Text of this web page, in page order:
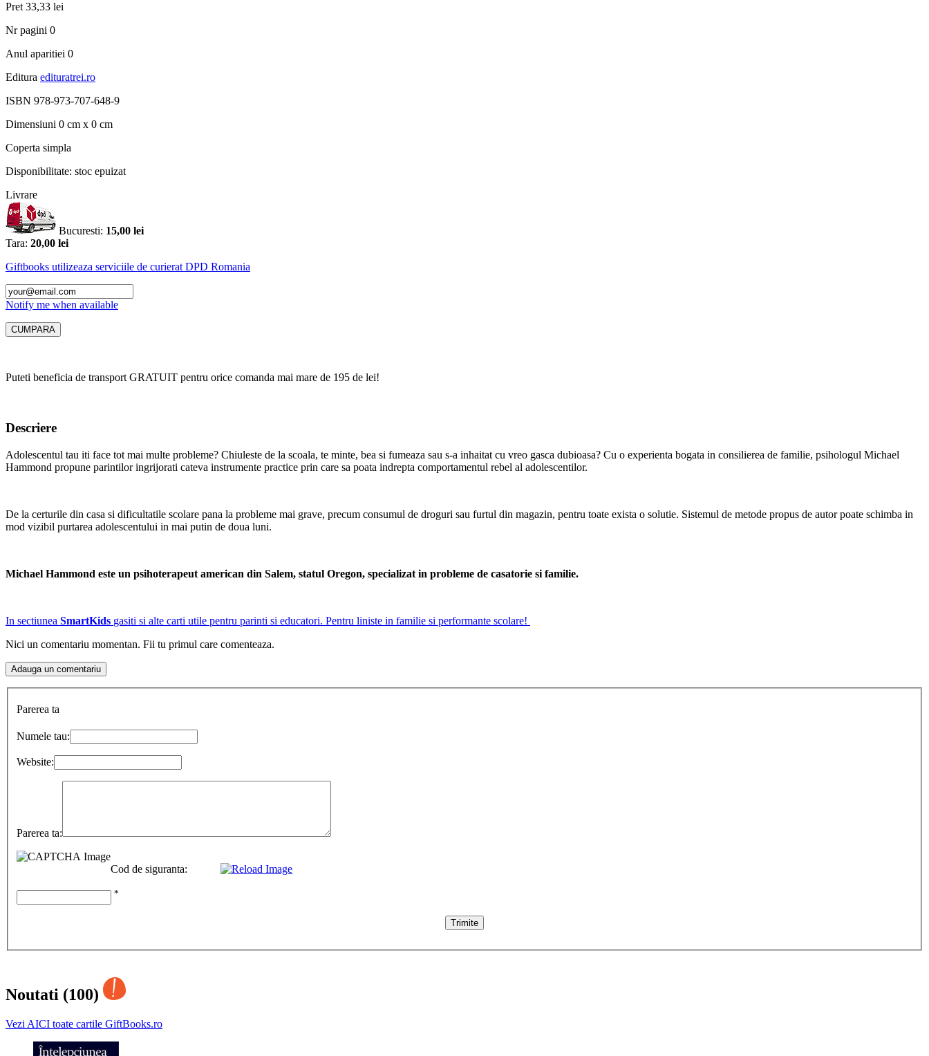
Pret 33,33 lei
Nr pagini 0
Anul aparitiei 0
Editura edituratrei.ro
ISBN 978-973-707-648-9
Dimensiuni 0 cm x 0 cm
Coperta simpla
Disponibilitate: stoc epuizat
Livrare
Bucuresti: 15,00 lei
Tara: 20,00 lei
Giftbooks utilizeaza serviciile de curierat DPD Romania
Notify me when available
Puteti beneficia de transport GRATUIT pentru orice comanda mai mare de 195 de lei!
Descriere
Adolescentul tau iti face tot mai multe probleme? Chiuleste de la scoala, te minte, bea si fumeaza sau s-a inhaitat cu vreo gasca dubioasa? Cu o experienta bogata in consilierea de familie, psihologul Michael
Hammond propune parintilor ingrijorati cateva instrumente practice prin care sa poata indrepta comportamentul rebel al adolescentilor.
De la certurile din casa si dificultatile scolare pana la probleme mai grave, precum consumul de droguri sau furtul din magazin, pentru toate exista o solutie. Sistemul de metode propus de autor poate schimba in
mod vizibil purtarea adolescentului in mai putin de doua luni.
Michael Hammond este un psihoterapeut american din Salem, statul Oregon, specializat in probleme de casatorie si familie.
In sectiunea SmartKids gasiti si alte carti utile pentru parinti si educatori. Pentru liniste in familie si performante scolare!
Nici un comentariu momentan. Fii tu primul care comenteaza.
Parerea ta
Numele tau:
Website:
Parerea ta:
Cod de siguranta:
*
Noutati (100)
Vezi AICI toate cartile GiftBooks.ro